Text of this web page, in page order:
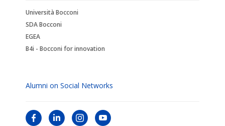
Università Bocconi
SDA Bocconi
EGEA
B4i - Bocconi for innovation
Alumni on Social Networks